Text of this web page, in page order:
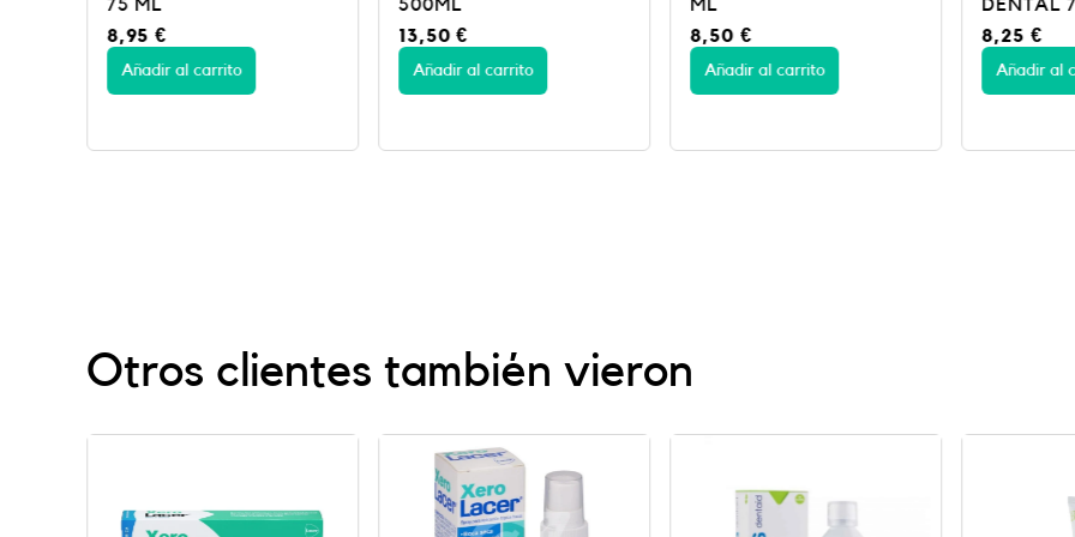
500ML
13,50€
Añadir al carrito
ML
8,50€
Añadir al carrito
DENTAL 75 ML
8,25 €
Añadir al carrito
75 ML
8,95 €
Añadir al
Otros clientes también vieron